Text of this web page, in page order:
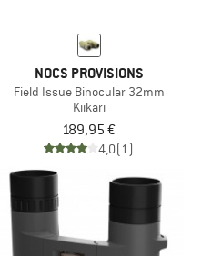
NOCS PROVISIONS
Field Issue Binocular 32mm
Kiikari
189,95 €
4,0(1)